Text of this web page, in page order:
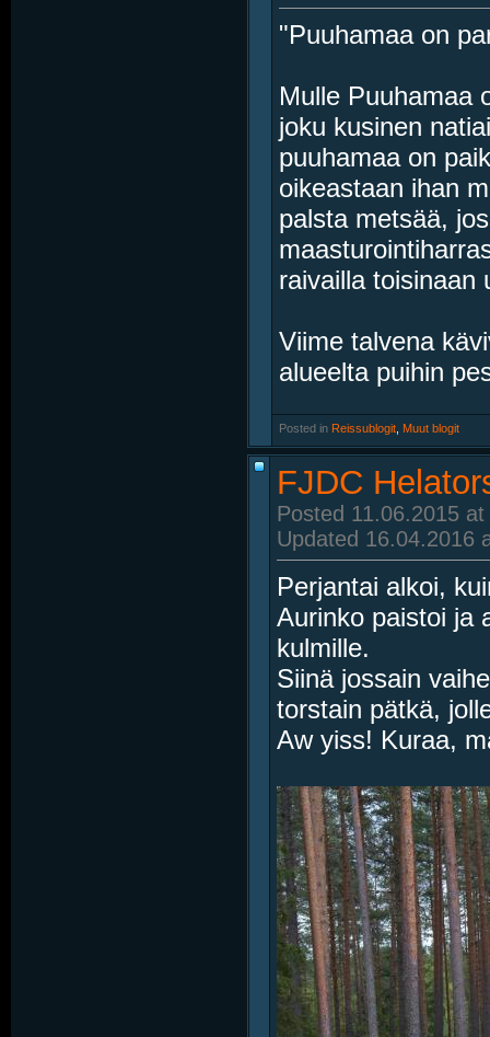
"Puuhamaa on
Mulle Puuhamaa
joku kusinen
puuhamaa on
oikeastaan ihan
palsta metsää,
raivailla toisinaan
Viime talvena
alueelta puihin
Posted in Reissublogit Muut blogit
FJDC
Posted 11.06.2015
Updated 16.04.2016
Perjantai alkoi,
Aurinko paistoi ja
kulmille.
Siinä jossain
torstain pätkä,
Aw yiss! Kuraa,